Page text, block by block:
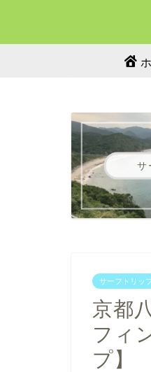
サ
サーフトリッ
京都
フィ
プ】